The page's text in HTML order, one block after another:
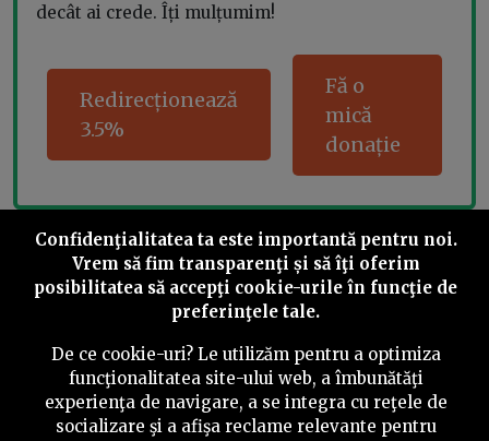
decât ai crede. Îți mulțumim!
Redirecționează
3.5%
Fă o
mică
donație
Share this
©2026 PressOne.ro
Confidenţialitatea ta este importantă pentru noi.
Vrem să fim transparenţi și să îţi oferim
posibilitatea să accepţi cookie-urile în funcţie de
preferinţele tale.
De ce cookie-uri? Le utilizăm pentru a optimiza
funcţionalitatea site-ului web, a îmbunătăţi
experienţa de navigare, a se integra cu reţele de
socializare şi a afişa reclame relevante pentru